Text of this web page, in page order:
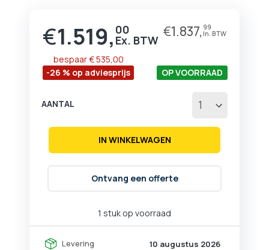
Prijs
€1.519, 00 €1.837, 99
-26 % op adviesprijs
bespaar€ 535,00
1 stuk op voorraad
OP VOORRAAD
Levering
10 augustus 2026
AANTAL
IN WINKELWAGEN
Ontvang een offerte
afbeeldingen-